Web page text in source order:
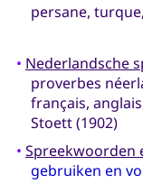
persane,
• Nederlandsche
proverbes
français,
Stoett (1902)
• Spreekwoorden
gebruiken en